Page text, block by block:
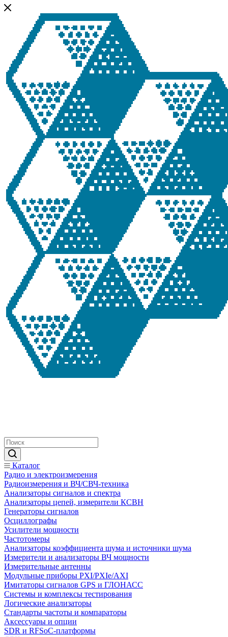
Каталог
Радио и электроизмерения
Радиоизмерения и ВЧ/СВЧ-техника
Анализаторы сигналов и спектра
Анализаторы цепей, измерители КСВН
Генераторы сигналов
Осциллографы
Усилители мощности
Частотомеры
Анализаторы коэффициента шума и источники шума
Измерители и анализаторы ВЧ мощности
Измерительные антенны
Модульные приборы PXI/PXIe/AXI
Имитаторы сигналов GPS и ГЛОНАСС
Системы и комплексы тестирования
Логические анализаторы
Стандарты частоты и компараторы
Аксессуары и опции
SDR и RFSoC‑платформы